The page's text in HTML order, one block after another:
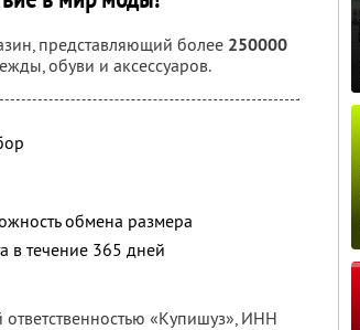
представляющий более 250000
обуви и аксессуаров.
обмена размера
в течение 365 дней
«Купишуз»,ИНН